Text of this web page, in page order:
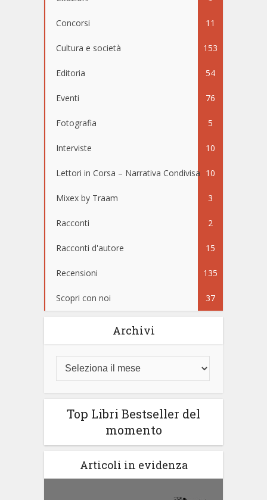
Concorsi 11
Cultura e società 153
Editoria 54
Eventi 76
Fotografia 5
Interviste 10
Lettori in Corsa – Narrativa Condivisa 10
Mixex by Traam 3
Racconti 2
Racconti d'autore 15
Recensioni 135
Scopri con noi 37
Archivi
Top Libri Bestseller del
momento
Articoli in evidenza